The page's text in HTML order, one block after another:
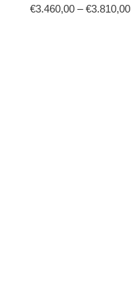
€3.460,00–€3.810,00